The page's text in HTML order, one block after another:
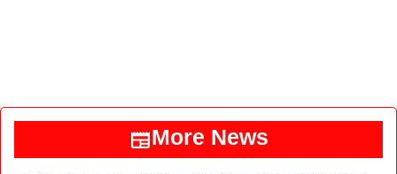
More News